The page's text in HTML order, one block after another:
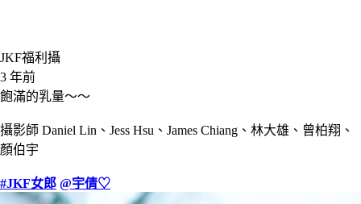
JKF福利攝
3 年前
飽滿的乳量～～
攝影師 Daniel Lin、Jess Hsu、James Chiang、林大雄、曾柏翔、
顏伯宇
#JKF女郎 @宇倩♡︎